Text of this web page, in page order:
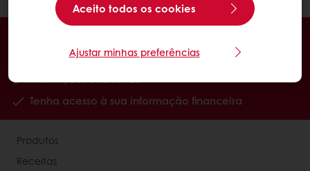
Aceito todos os cookies
Ajustar minhas preferências
Pagamento online disponível
Promoções exclusivas
Tenha acesso à sua informação financeira
Produtos
Receitas